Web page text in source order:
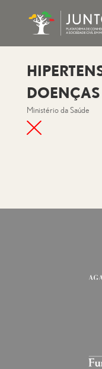
Ministério da Saúde